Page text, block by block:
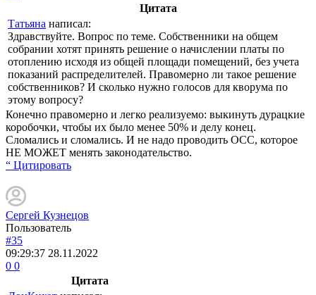
Цитата
Татьяна написал:
Здравствуйте. Вопрос по теме. Собственники на общем
собрании хотят принять решение о начислении платы по
отоплению исходя из общей площади помещений, без учета
показаний распределителей. Правомерно ли такое решение
собственников? И сколько нужно голосов для кворума по
этому вопросу?
Конечно правомерно и легко реализуемо: выкинуть дурацкие
коробочки, чтобы их было менее 50% и делу конец.
Сломались и сломались. И не надо проводить ОСС, которое
НЕ МОЖЕТ менять законодательство.
“ Цитировать
Сергей Кузнецов
Пользователь
#35
09:29:37 28.11.2022
0 0
Цитата